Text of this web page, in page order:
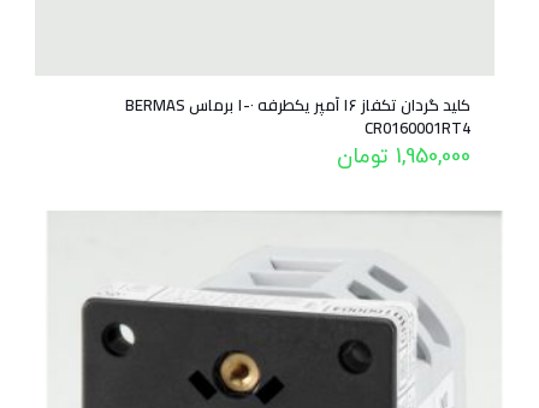
کلید گردان تکفاز ۱۶ آمپر یکطرفه ۰-۱ برماس BERMAS
CR0160001RT4
1,950,000 تومان